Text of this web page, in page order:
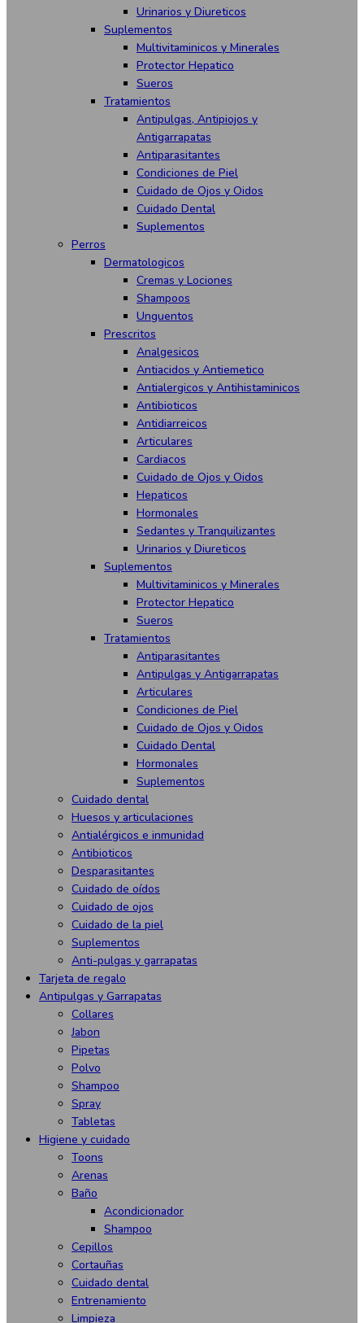
Urinarios y Diureticos
Suplementos
Multivitaminicos y Minerales
Protector Hepatico
Sueros
Tratamientos
Antipulgas, Antipiojos y
Antigarrapatas
Antiparasitantes
Condiciones de Piel
Cuidado de Ojos y Oidos
Cuidado Dental
Suplementos
Perros
Dermatologicos
Cremas y Lociones
Shampoos
Unguentos
Prescritos
Analgesicos
Antiacidos y Antiemetico
Antialergicos y Antihistaminicos
Antibioticos
Antidiarreicos
Articulares
Cardiacos
Cuidado de Ojos y Oidos
Hepaticos
Hormonales
Sedantes y Tranquilizantes
Urinarios y Diureticos
Suplementos
Multivitaminicos y Minerales
Protector Hepatico
Sueros
Tratamientos
Antiparasitantes
Antipulgas y Antigarrapatas
Articulares
Condiciones de Piel
Cuidado de Ojos y Oidos
Cuidado Dental
Hormonales
Suplementos
Cuidado dental
Huesos y articulaciones
Antialérgicos e inmunidad
Antibioticos
Desparasitantes
Cuidado de oídos
Cuidado de ojos
Cuidado de la piel
Suplementos
Anti-pulgas y garrapatas
Tarjeta de regalo
Antipulgas y Garrapatas
Collares
Jabon
Pipetas
Polvo
Shampoo
Spray
Tabletas
Higiene y cuidado
Toons
Arenas
Baño
Acondicionador
Shampoo
Cepillos
Cortauñas
Cuidado dental
Entrenamiento
Limpieza